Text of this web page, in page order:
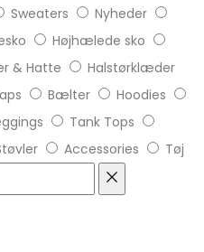
Sweaters
Nyheder
Højhælede sko
& Hatte
Halstørklæder
Bælter
Hoodies
Tank Tops
Accessories Tøj